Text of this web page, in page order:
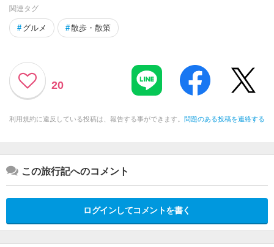
関連タグ
# グルメ #散歩・散策
20
利用規約に違反している投稿は、報告する事ができます。 問題のある投稿を連絡する
この旅行記へのコメント
ログインしてコメントを書く